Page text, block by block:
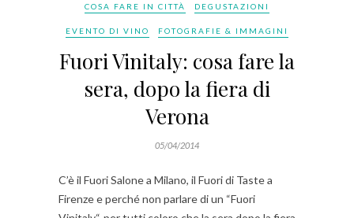
COSA FARE IN CITTÀ DEGUSTAZIONI
EVENTO DI VINO FOTOGRAFIE & IMMAGINI
Fuori Vinitaly: cosa fare la
sera, dopo la fiera di
Verona
05/04/2014
C’è il Fuori Salone a Milano, il Fuori di Taste a
Firenze e perché non parlare di un “Fuori